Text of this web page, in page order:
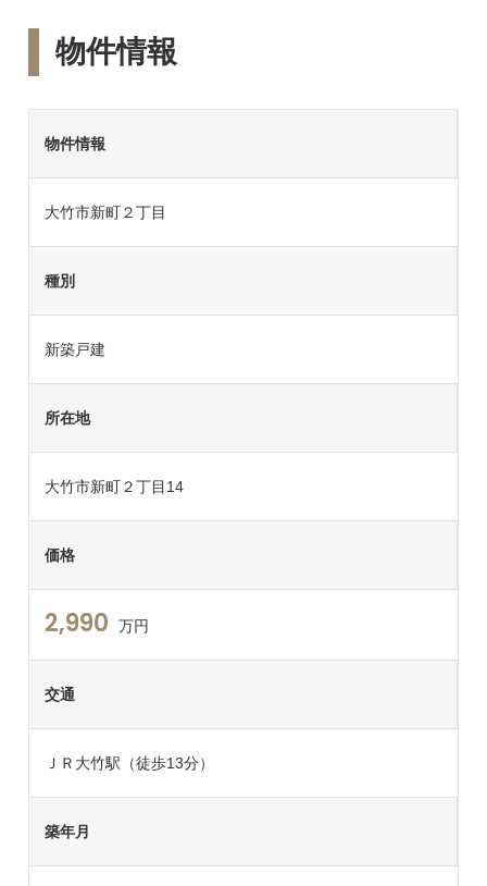
物件情報
物件情報
大竹市新町２丁目
種別
新築戸建
所在地
大竹市新町２丁目14
価格
2,990 万円
交通
ＪＲ大竹駅（徒歩13分）
築年月